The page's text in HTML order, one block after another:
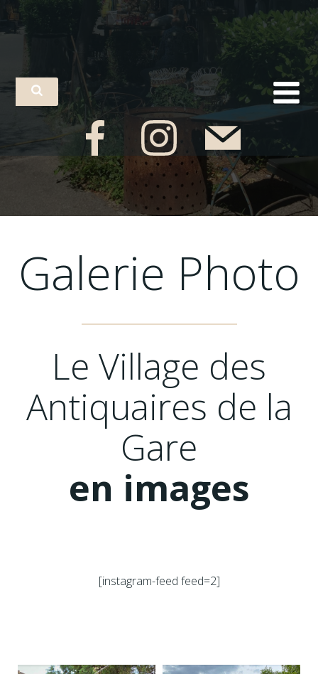
Galerie Photo
Le Village des
Antiquaires de la
Gare
en images
[instagram-feed feed=2]